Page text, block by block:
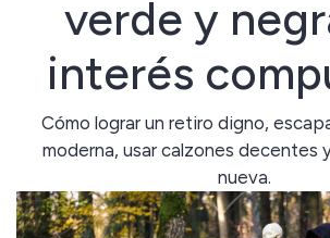
verde y
interés
Cómo lograr un retiro digno,
moderna, usar calzones decentes
nueva.